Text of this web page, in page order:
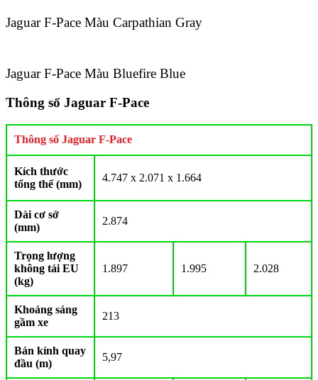
Jaguar F-Pace Màu Carpathian Gray
Jaguar F-Pace Màu Bluefire Blue
Thông số Jaguar F-Pace
Thông số Jaguar F-Pace
Kích thước
tổng thể (mm)
4.747 x 2.071 x 1.664
Dài cơ sở
(mm)
2.874
Trọng lượng
không tải EU
(kg)
1.897 1.995 2.028
Khoảng sáng
gầm xe
213
Bán kính quay
đầu (m)
5,97